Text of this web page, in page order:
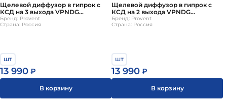
Щелевой диффузор в гипрок с
КСД на 3 выхода VPNDG
500х25/90х3 Provent Provent
Бренд: Provent
Страна: Россия
шт
13 990 ₽
В корзину
Щелевой диффузор в гипрок с
КСД на 2 выхода VPNDG
500х25/90х2 Provent
Бренд: Provent
Страна: Россия
шт
13 990 ₽
В корзину